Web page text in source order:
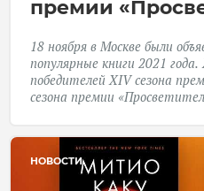
премии
18 ноября в Москве были
популярные книги 2021
победителей ХIV сезона
сезона премии
НОВОСТИ